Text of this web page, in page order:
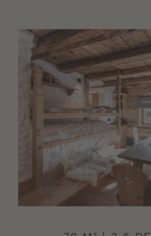
SAT-TV und WLAN
Voll ausgestattete
2 Doppelzimmer aus
Badezimmer mit
Waschbecken
Pflegeprodukte von
Terrasse
Vollholzmöbel aus Zirbe